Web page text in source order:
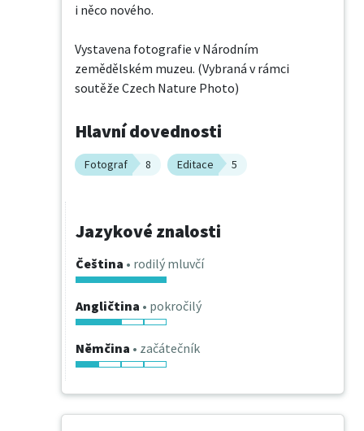
i něco nového.
Vystavena fotografie v Národním
zemědělském muzeu. (Vybraná v rámci
soutěže Czech Nature Photo)
Hlavní dovednosti
Fotograf 8 Editace 5
Jazykové znalosti
Čeština • rodilý mluvčí
Angličtina • pokročilý
Němčina • začátečník